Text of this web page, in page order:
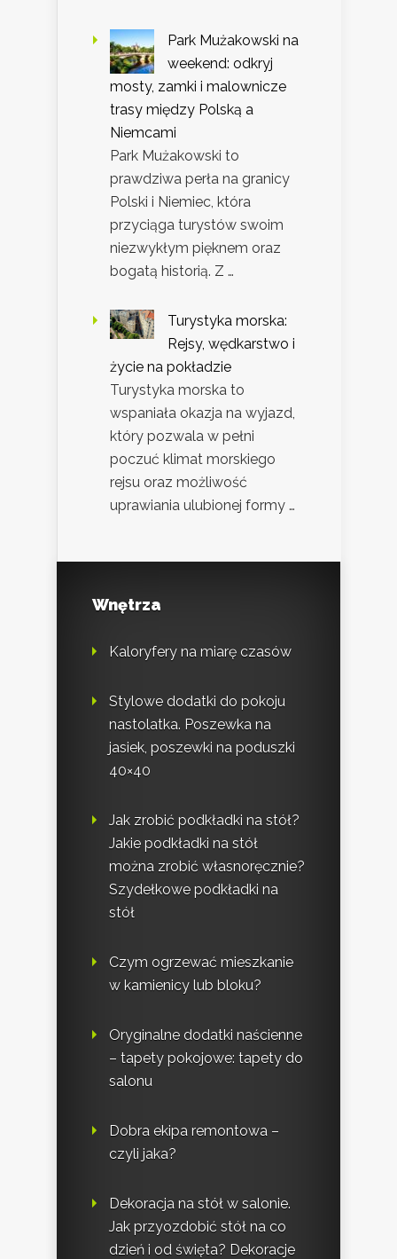
Park Mużakowski na
weekend: odkryj
mosty, zamki i malownicze
trasy między Polską a
Niemcami
Park Mużakowski to
prawdziwa perła na granicy
Polski i Niemiec, która
przyciąga turystów swoim
niezwykłym pięknem oraz
bogatą historią. Z …
Turystyka morska:
Rejsy, wędkarstwo i
życie na pokładzie
Turystyka morska to
wspaniała okazja na wyjazd,
który pozwala w pełni
poczuć klimat morskiego
rejsu oraz możliwość
uprawiania ulubionej formy …
Wnętrza
Kaloryfery na miarę czasów
Stylowe dodatki do pokoju
nastolatka. Poszewka na
jasiek, poszewki na poduszki
40×40
Jak zrobić podkładki na stół?
Jakie podkładki na stół
można zrobić własnoręcznie?
Szydełkowe podkładki na
stół
Czym ogrzewać mieszkanie
w kamienicy lub bloku?
Oryginalne dodatki naścienne
– tapety pokojowe: tapety do
salonu
Dobra ekipa remontowa –
czyli jaka?
Dekoracja na stół w salonie.
Jak przyozdobić stół na co
dzień i od święta? Dekoracje